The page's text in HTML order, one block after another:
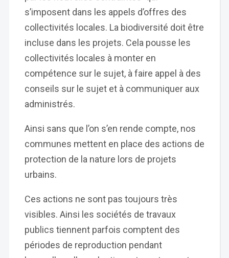
s’imposent dans les appels d’offres des
collectivités locales. La biodiversité doit être
incluse dans les projets. Cela pousse les
collectivités locales à monter en
compétence sur le sujet, à faire appel à des
conseils sur le sujet et à communiquer aux
administrés.
Ainsi sans que l’on s’en rende compte, nos
communes mettent en place des actions de
protection de la nature lors de projets
urbains.
Ces actions ne sont pas toujours très
visibles. Ainsi les sociétés de travaux
publics tiennent parfois comptent des
périodes de reproduction pendant